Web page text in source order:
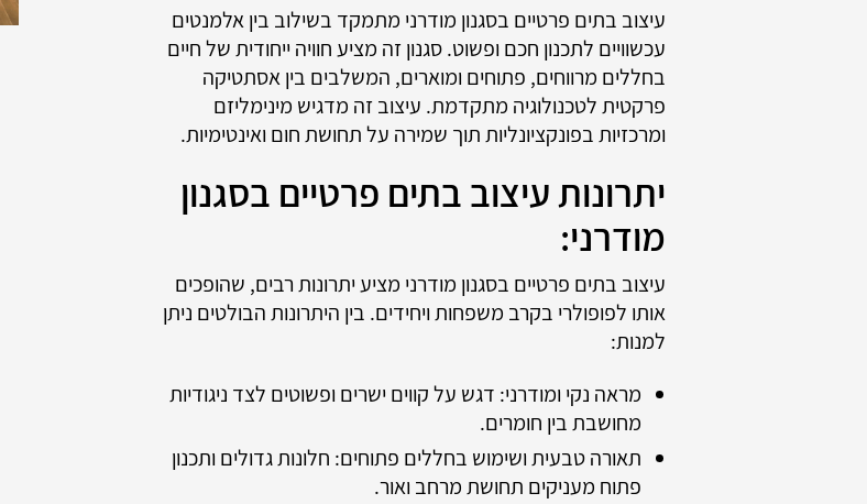
עיצוב בתים פרטיים בסגנון מודרני מתמקד בשילוב בין אלמנטים
עכשוויים לתכנון חכם ופשוט. סגנון זה מציע חוויה ייחודית של חיים
בחללים מרווחים, פתוחים ומוארים, המשלבים בין אסתטיקה
פרקטית לטכנולוגיה מתקדמת. עיצוב זה מדגיש מינימליזם
ומרכזיות בפונקציונליות תוך שמירה על תחושת חום ואינטימיות.
יתרונות עיצוב בתים פרטיים בסגנון
מודרני:
עיצוב בתים פרטיים בסגנון מודרני מציע יתרונות רבים, שהופכים
אותו לפופולרי בקרב משפחות ויחידים. בין היתרונות הבולטים ניתן
למנות:
מראה נקי ומודרני: דגש על קווים ישרים ופשוטים לצד ניגודיות
מחושבת בין חומרים.
תאורה טבעית ושימוש בחללים פתוחים: חלונות גדולים ותכנון
פתוח מעניקים תחושת מרחב ואור.